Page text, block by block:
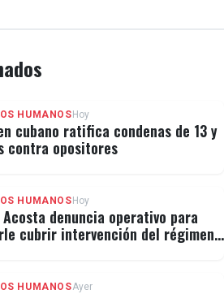
HUMANOS Hoy
cubano ratifica condenas de 13 y
contra opositores
HUMANOS Hoy
Acosta denuncia operativo para
cubrir intervención del régimen
HUMANOSAyer